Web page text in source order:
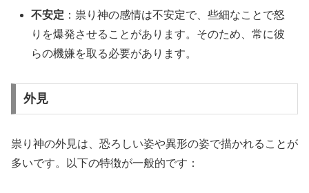
不安定 ：祟り神の感情は不安定で、些細なことで怒
りを爆発させることがあります。そのため、常に彼
らの機嫌を取る必要があります。
外見
祟り神の外見は、恐ろしい姿や異形の姿で描かれることが
多いです。以下の特徴が一般的です：